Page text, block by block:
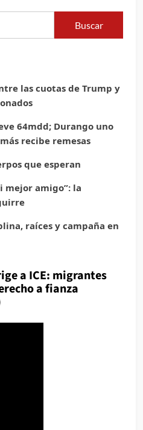
las cuotas de Trump y
64mdd; Durango uno
recibe remesas
que esperan
mejor amigo”: la
raíces y campaña en
a ICE: migrantes
a fianza